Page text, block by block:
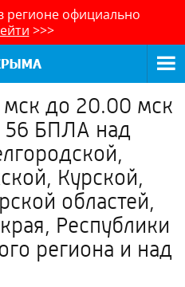
регионе официально
>>>
до 20.00 мск
56 БПЛА над
Курской,
областей,
Республики
региона и над